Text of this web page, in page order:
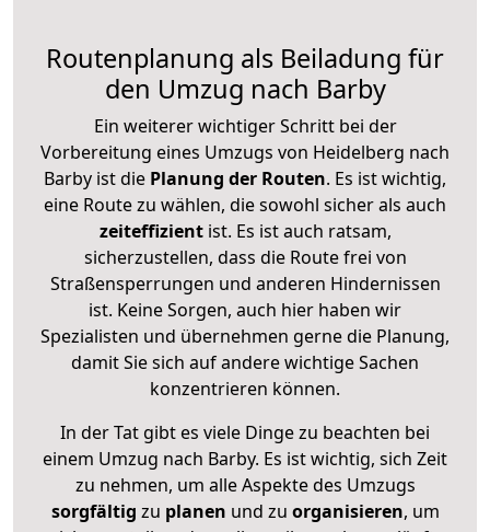
Routenplanung als Beiladung für
den Umzug nach Barby
Ein weiterer wichtiger Schritt bei der
Vorbereitung eines Umzugs von Heidelberg nach
Barby ist die Planung der Routen. Es ist wichtig,
eine Route zu wählen, die sowohl sicher als auch
zeiteffizientist. Es ist auch ratsam,
sicherzustellen, dass die Route frei von
Straßensperrungen und anderen Hindernissen
ist. Keine Sorgen, auch hier haben wir
Spezialisten und übernehmen gerne die Planung,
damit Sie sich auf andere wichtige Sachen
konzentrieren können.
In der Tat gibt es viele Dinge zu beachten bei
einem Umzug nach Barby. Es ist wichtig, sich Zeit
zu nehmen, um alle Aspekte des Umzugs
sorgfältig zu planen und zu organisieren, um